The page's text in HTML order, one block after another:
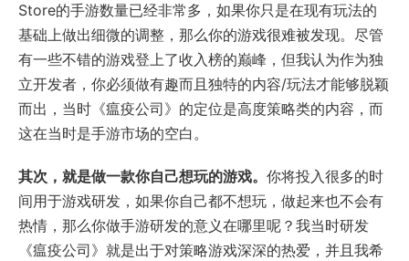
Store的手游数量已经非常多，如果你只是在现有玩法的
基础上做出细微的调整，那么你的游戏很难被发现。尽管
有一些不错的游戏登上了收入榜的巅峰，但我认为作为独
立开发者，你必须做有趣而且独特的内容/玩法才能够脱颖
而出，当时《瘟疫公司》的定位是高度策略类的内容，而
这在当时是手游市场的空白。
其次，就是做一款你自己想玩的游戏。 你将投入很多的时
间用于游戏研发，如果你自己都不想玩，做起来也不会有
热情，那么你做手游研发的意义在哪里呢？我当时研发
《瘟疫公司》就是出于对策略游戏深深的热爱，并且我希